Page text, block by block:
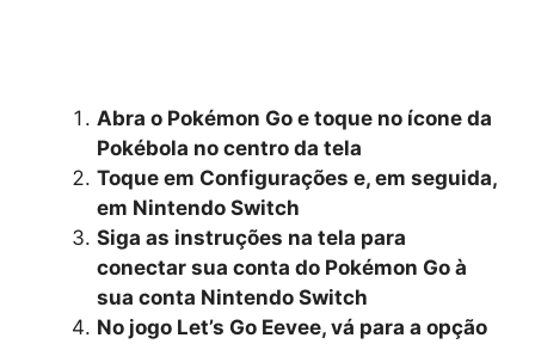
Abra o Pokémon Go e toque no ícone da
Pokébola no centro da tela
Toque em Configurações e, em seguida,
em Nintendo Switch
Siga as instruções na tela para
conectar sua conta do Pokémon Go à
sua conta Nintendo Switch
No jogo Let’s Go Eevee, vá para a opção